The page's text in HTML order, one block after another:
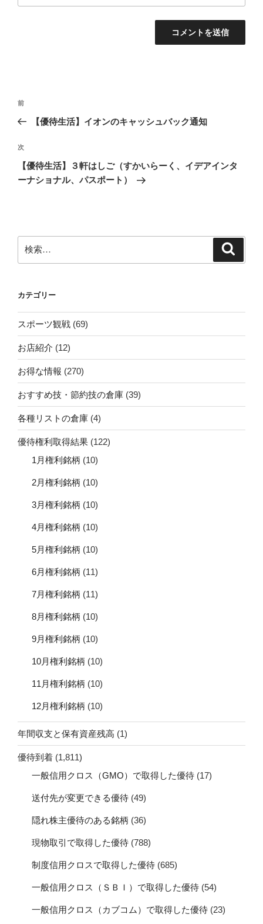
投
ナ
ビ
ゲ
ー
前
の
稿
前
【優待生活】イオンのキャッシュバック通知
次
の
次
【優待生活】３軒はしご（すかいらーく、イデアインタ
ーナショナル、パスポート）
索:
カテゴリー
スポーツ観戦 (69)
お店紹介 (12)
お得な情報 (270)
おすすめ技・節約技の倉庫 (39)
各種リストの倉庫 (4)
優待権利取得結果 (122)
1月権利銘柄 (10)
2月権利銘柄 (10)
3月権利銘柄 (10)
4月権利銘柄 (10)
5月権利銘柄 (10)
6月権利銘柄 (11)
7月権利銘柄 (11)
8月権利銘柄 (10)
9月権利銘柄 (10)
10月権利銘柄 (10)
11月権利銘柄 (10)
12月権利銘柄 (10)
年間収支と保有資産残高 (1)
優待到着 (1,811)
一般信用クロス（GMO）で取得した優待 (17)
送付先が変更できる優待 (49)
隠れ株主優待のある銘柄 (36)
現物取引で取得した優待 (788)
制度信用クロスで取得した優待 (685)
一般信用クロス（ＳＢＩ）で取得した優待 (54)
一般信用クロス（カブコム）で取得した優待 (23)